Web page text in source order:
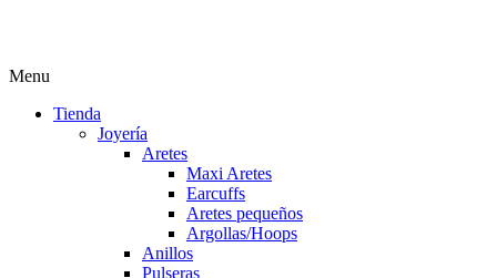
Menu
Tienda
Joyería
Aretes
Maxi Aretes
Earcuffs
Aretes pequeños
Argollas/Hoops
Anillos
Pulseras